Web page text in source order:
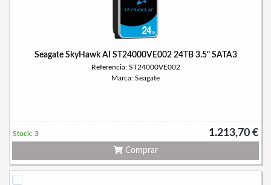
Seagate SkyHawk AI ST24000VE002 24TB 3.5" SATA3
Referencia: ST24000VE002
Marca: Seagate
1.213,70 €
Stock: 3
Comprar